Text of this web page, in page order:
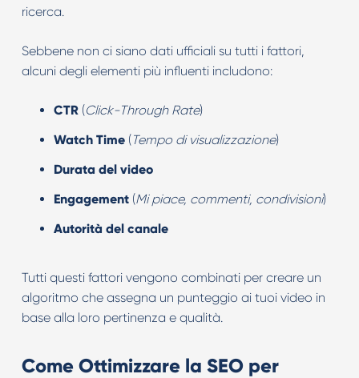
ricerca.
Sebbene non ci siano dati ufficiali su tutti i fattori,
alcuni degli elementi più influenti includono:
CTR(Click-Through Rate)
Watch Time(Tempo di visualizzazione)
Durata del video
Engagement(Mi piace, commenti, condivisioni)
Autorità del canale
Tutti questi fattori vengono combinati per creare un
algoritmo che assegna un punteggio ai tuoi video in
base alla loro pertinenza e qualità.
Come Ottimizzare la SEO per